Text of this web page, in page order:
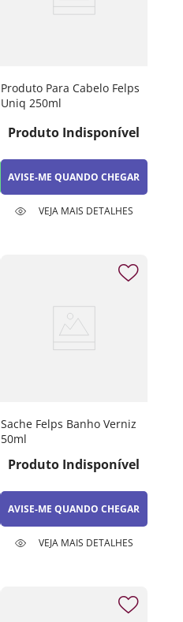
Produto Para Cabelo Felps
Uniq 250ml
Produto Indisponível
AVISE-ME QUANDO CHEGAR
VEJA MAIS DETALHES
Sache Felps Banho Verniz
50ml
Produto Indisponível
AVISE-ME QUANDO CHEGAR
VEJA MAIS DETALHES